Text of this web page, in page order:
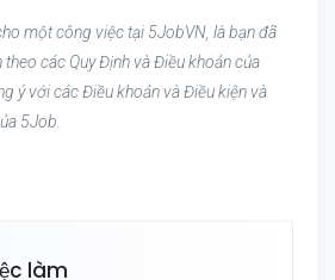
một công việc tại 5JobVN, là bạn đã
theo các Quy Định và Điều khoản của
ý với các Điều khoản và Điều kiện và
5Job.
làm